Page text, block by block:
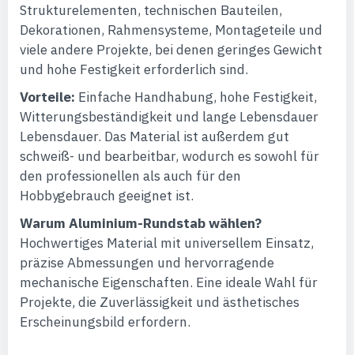
Strukturelementen, technischen Bauteilen,
Dekorationen, Rahmensysteme, Montageteile und
viele andere Projekte, bei denen geringes Gewicht
und hohe Festigkeit erforderlich sind.
Vorteile: Einfache Handhabung, hohe Festigkeit,
Witterungsbeständigkeit und lange Lebensdauer
Lebensdauer. Das Material ist außerdem gut
schweiß- und bearbeitbar, wodurch es sowohl für
den professionellen als auch für den
Hobbygebrauch geeignet ist.
Warum Aluminium-Rundstab wählen?
Hochwertiges Material mit universellem Einsatz,
präzise Abmessungen und hervorragende
mechanische Eigenschaften. Eine ideale Wahl für
Projekte, die Zuverlässigkeit und ästhetisches
Erscheinungsbild erfordern.